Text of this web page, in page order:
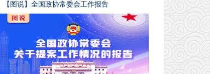
【图说】全国政协常委会工作报告